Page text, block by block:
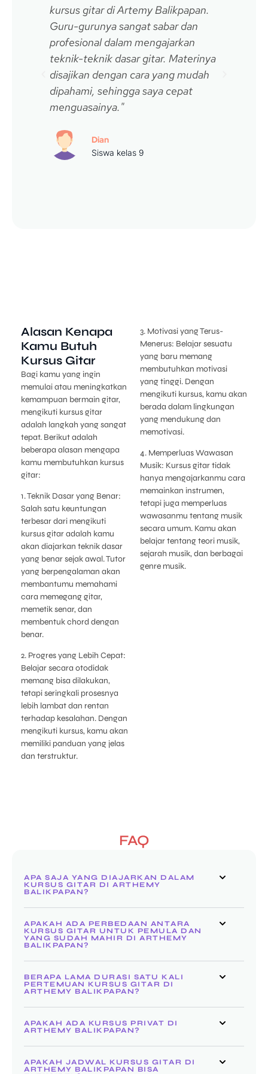
kursus gitar di Artemy Balikpapan.
Guru-gurunya sangat sabar dan
profesional dalam mengajarkan
teknik-teknik dasar gitar. Materinya
disajikan dengan cara yang mudah
dipahami, sehingga saya cepat
menguasainya."
Dian
Siswa kelas 9
Alasan Kenapa
Kamu Butuh
Kursus Gitar
Bagi kamu yang ingin
memulai atau meningkatkan
kemampuan bermain gitar,
mengikuti kursus gitar
adalah langkah yang sangat
tepat. Berikut adalah
beberapa alasan mengapa
kamu membutuhkan kursus
gitar:
1. Teknik Dasar yang Benar:
Salah satu keuntungan
terbesar dari mengikuti
kursus gitar adalah kamu
akan diajarkan teknik dasar
yang benar sejak awal. Tutor
yang berpengalaman akan
membantumu memahami
cara memegang gitar,
memetik senar, dan
membentuk chord dengan
benar.
2. Progres yang Lebih Cepat:
Belajar secara otodidak
memang bisa dilakukan,
tetapi seringkali prosesnya
lebih lambat dan rentan
terhadap kesalahan. Dengan
mengikuti kursus, kamu akan
memiliki panduan yang jelas
dan terstruktur.
3. Motivasi yang Terus-
Menerus: Belajar sesuatu
yang baru memang
membutuhkan motivasi
yang tinggi. Dengan
mengikuti kursus, kamu akan
berada dalam lingkungan
yang mendukung dan
memotivasi.
4. Memperluas Wawasan
Musik: Kursus gitar tidak
hanya mengajarkanmu cara
memainkan instrumen,
tetapi juga memperluas
wawasanmu tentang musik
secara umum. Kamu akan
belajar tentang teori musik,
sejarah musik, dan berbagai
genre musik.
FAQ
APA SAJA YANG DIAJARKAN DALAM
KURSUS GITAR DI ARTHEMY
BALIKPAPAN?
APAKAH ADA PERBEDAAN ANTARA
KURSUS GITAR UNTUK PEMULA DAN
YANG SUDAH MAHIR DI ARTHEMY
BALIKPAPAN?
BERAPA LAMA DURASI SATU KALI
PERTEMUAN KURSUS GITAR DI
ARTHEMY BALIKPAPAN?
APAKAH ADA KURSUS PRIVAT DI
ARTHEMY BALIKPAPAN?
APAKAH JADWAL KURSUS GITAR DI
ARTHEMY BALIKPAPAN BISA